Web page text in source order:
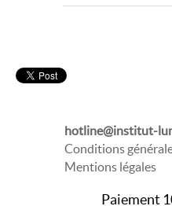
hotline@institut-
Conditions
Mentions légales
Paiement